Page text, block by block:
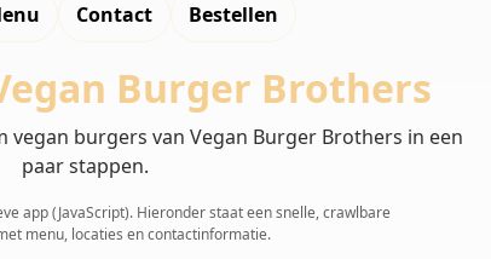
Contact Bestellen
Burger Brothers
vegan burgers van Vegan Burger Brothers in een
paar stappen.
app (JavaScript). Hieronder staat een snelle, crawlbare
menu, locaties en contactinformatie.